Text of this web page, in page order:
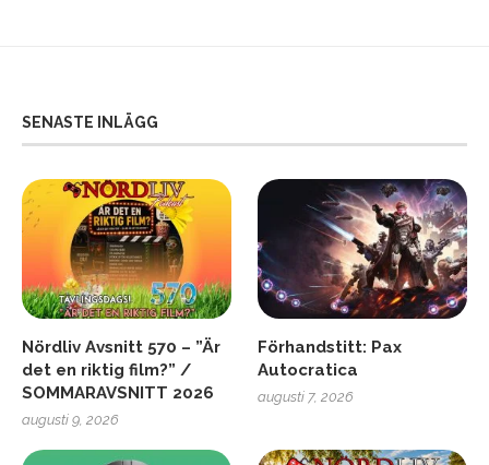
SENASTE INLÄGG
Nördliv Avsnitt 570 – ”Är
det en riktig film?” /
SOMMARAVSNITT 2026
augusti 9, 2026
Förhandstitt: Pax
Autocratica
augusti 7, 2026